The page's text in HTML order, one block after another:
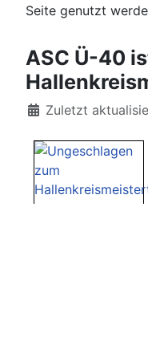
Seite genutzt
ASC Ü-40
DetailsZuletzt